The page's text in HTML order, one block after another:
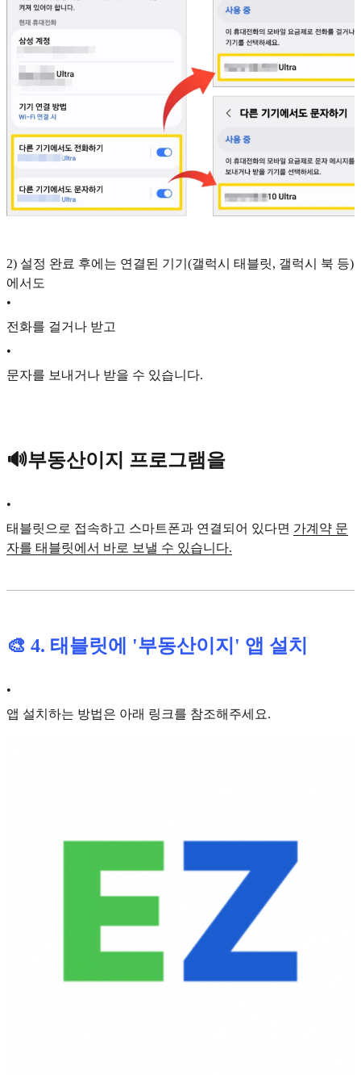
2) 설정 완료 후에는 연결된 기기(갤럭시 태블릿, 갤럭시 북 등)
에서도
•
전화를 걸거나 받고
•
문자를 보내거나 받을 수 있습니다.
🔊부동산이지 프로그램을
•
태블릿으로 접속하고 스마트폰과 연결되어 있다면 가계약 문
자를 태블릿에서 바로 보낼 수 있습니다.
🎨 4. 태블릿에 '부동산이지' 앱 설치
•
앱 설치하는 방법은 아래 링크를 참조해주세요.